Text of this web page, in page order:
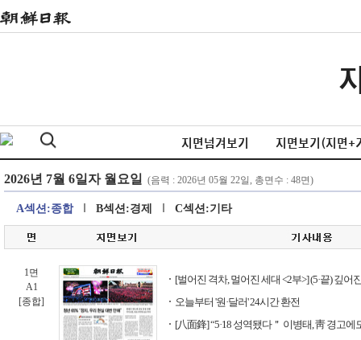
지면넘겨보기 지면보기(지면+
A섹션:종합 B섹션:경제 C섹션:기타
1면
A1
[종합]
[벌어진 격차, 멀어진 세대 <2부>] (5·끝) 깊어
오늘부터 '원·달러' 24시간 환전
[八面鋒] “5·18 성역됐다＂ 이병태, 靑 경고에